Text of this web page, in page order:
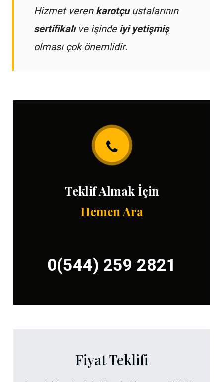
Hizmet veren karotçuustalarının
sertifikalıve işinde iyi yetişmiş
olması çok önemlidir.
Teklif Almak İçin
Hemen Ara
0(544) 259 2821
Fiyat Teklifi